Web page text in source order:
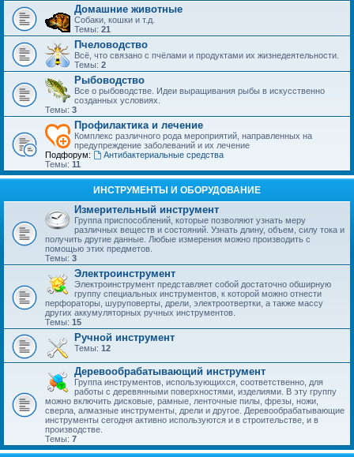
Домашние животные
Собаки, кошки и т.д.
Темы: 21
Пчеловодство
Всё, что связано с пчёлами и продуктами их жизнедеятельности.
Темы: 2
Рыбоводство
Все о рыбоводстве. Идеи выращивания рыбы в искусственно
созданных условиях.
Темы: 3
Профилактика и лечение
Комплекс различного рода мероприятий, направленных на
предупреждение заболеваний и их лечение
Подфорум:
Антибактериальные средства
Темы: 11
ИНСТРУМЕНТЫ И ОБОРУДОВАНИЕ
Измерительный инструмент
Группа приспособлений, которые позволяют узнать меру
различных веществ и состояний. Узнать длину, объем, силу тока и
получить другие данные. Любые измерения можно производить с
помощью этих предметов.
Темы: 3
Электроинструмент
Электроинструмент представляет собой достаточно обширную
группу специальных инструментов, к которой можно отнести
перфораторы, шуруповерты, дрели, электроотвертки, а также массу
других аккумуляторных ручных инструментов.
Темы: 15
Ручной инструмент
Темы: 12
Деревообрабатывающий инструмент
Группа инструментов, использующихся, соответственно, для
работы с деревянными поверхностями, изделиями. В эту группу
можно включить дисковые, рамные, ленточные пилы, фрезы, ножи,
сверла, алмазные инструменты, дрели и другое. Деревообрабатывающие
инструменты сегодня активно используются и в строительстве, и в
производстве.
Темы: 7